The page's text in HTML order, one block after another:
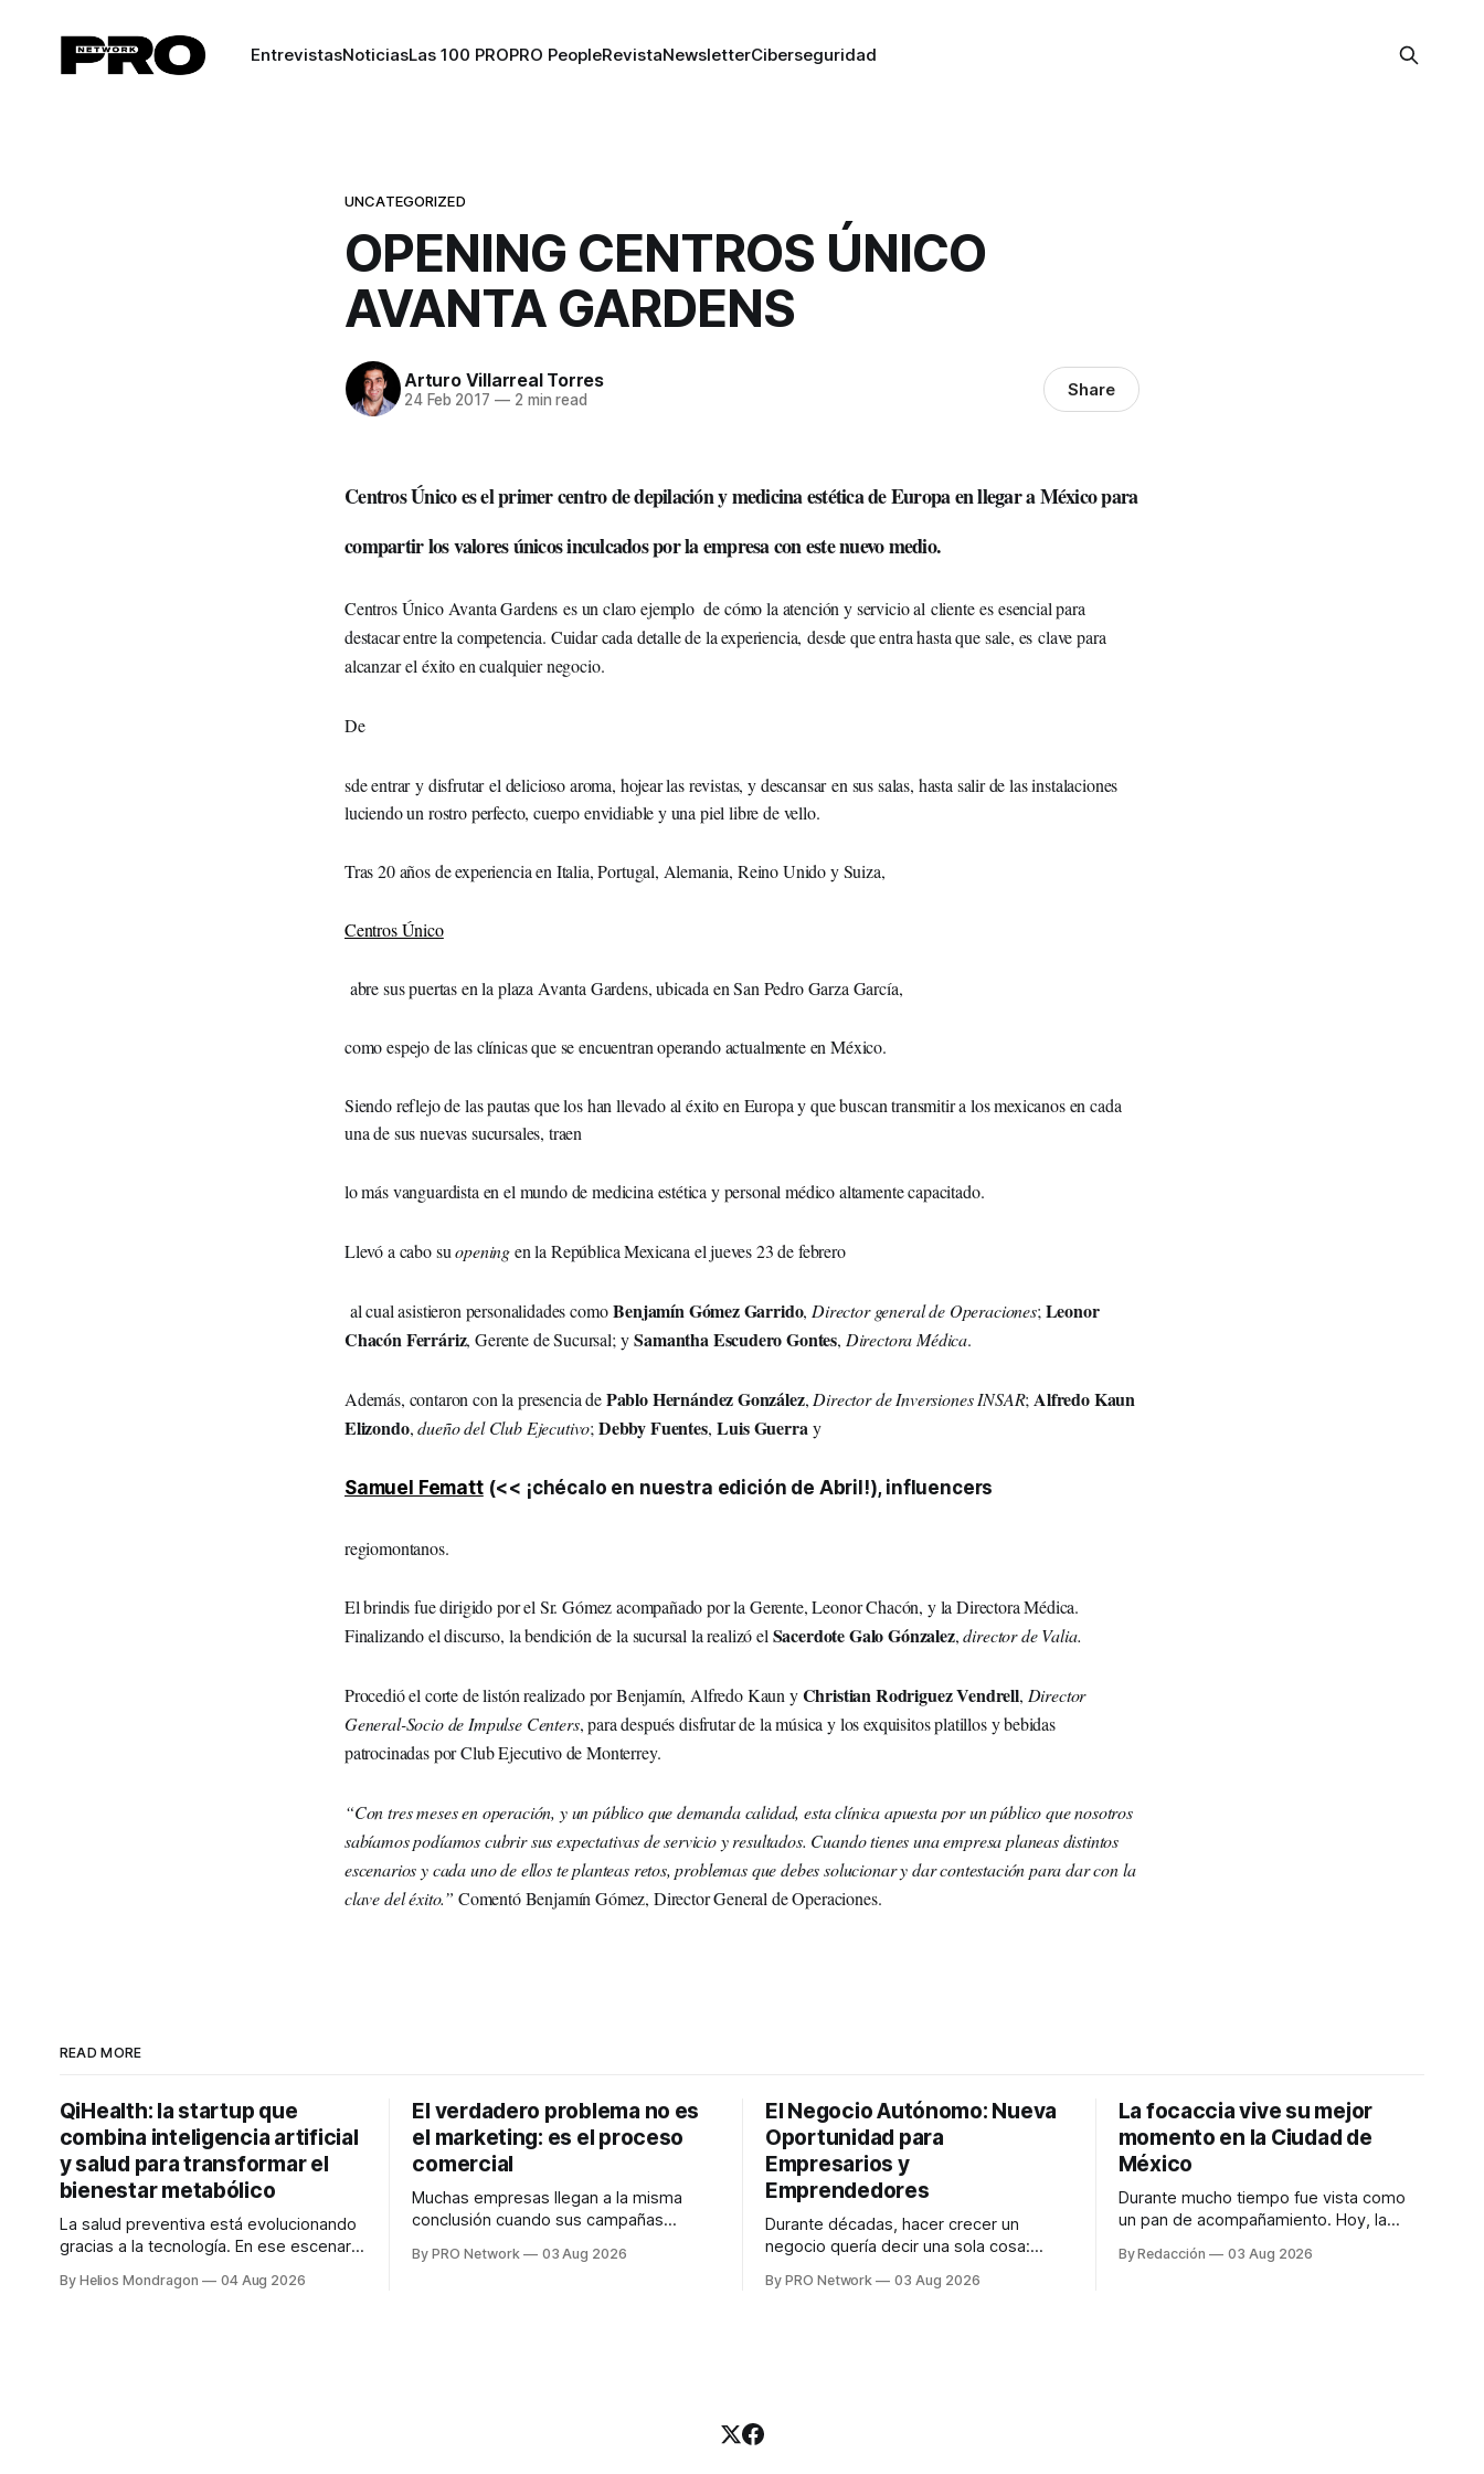
EntrevistasNoticiasLas 100 PROPRO PeopleRevistaNewsletterCiberseguridad
UNCATEGORIZED
OPENING CENTROS ÚNICO
AVANTA GARDENS
Arturo Villarreal Torres
24 Feb 2017 —2 min read Share
Centros Único es el primer centro de depilación y medicina estética de Europa en llegar a México para
compartir los valores únicos inculcados por la empresa con este nuevo medio.
Centros Único Avanta Gardens es un claro ejemplo de cómo la atención y servicio al cliente es esencial para
destacar entre la competencia. Cuidar cada detalle de la experiencia, desde que entra hasta que sale, es clave para
alcanzar el éxito en cualquier negocio.
De
sde entrar y disfrutar el delicioso aroma, hojear las revistas, y descansar en sus salas, hasta salir de las instalaciones
luciendo un rostro perfecto, cuerpo envidiable y una piel libre de vello.
Tras 20 años de experiencia en Italia, Portugal, Alemania, Reino Unido y Suiza,
Centros Único
abre sus puertas en la plaza Avanta Gardens, ubicada en San Pedro Garza García,
como espejo de las clínicas que se encuentran operando actualmente en México.
Siendo reflejo de las pautas que los han llevado al éxito en Europa y que buscan transmitir a los mexicanos en cada
una de sus nuevas sucursales, traen
lo más vanguardista en el mundo de medicina estética y personal médico altamente capacitado.
Llevó a cabo suopeningen la República Mexicana el jueves 23 de febrero
al cual asistieron personalidades comoBenjamín Gómez Garrido, Director general de Operaciones; Leonor
Chacón Ferráriz, Gerente de Sucursal; ySamantha Escudero Gontes, Directora Médica.
Además, contaron con la presencia dePablo Hernández González, Director de Inversiones INSAR; Alfredo Kaun
Elizondo,dueño del Club Ejecutivo; Debby Fuentes,Luis Guerra y
Samuel Fematt(<< ¡chécalo en nuestra edición de Abril!), influencers
regiomontanos.
El brindis fue dirigido por el Sr. Gómez acompañado por la Gerente, Leonor Chacón, y la Directora Médica.
Finalizando el discurso, la bendición de la sucursal la realizó el Sacerdote Galo Gónzalez,director de Valia.
Procedió el corte de listón realizado por Benjamín, Alfredo Kaun yChristian Rodriguez Vendrell, Director
General-Socio de Impulse Centers, para después disfrutar de la música y los exquisitos platillos y bebidas
patrocinadas por Club Ejecutivo de Monterrey.
“Con tres meses en operación, y un público que demanda calidad, esta clínica apuesta por un público que nosotros
sabíamos podíamos cubrir sus expectativas de servicio y resultados. Cuando tienes una empresa planeas distintos
escenarios y cada uno de ellos te planteas retos, problemas que debes solucionar y dar contestación para dar con la
clave del éxito.” Comentó Benjamín Gómez, Director General de Operaciones.
READ MORE
QiHealth: la startup que
combina inteligencia artificial
y salud para transformar el
bienestar metabólico
La salud preventiva está evolucionando
gracias a la tecnología. En ese escenario
desarrolla un ecosistema digital capaz
By Helios Mondragon 04 Aug 2026
El verdadero problema no es
el marketing: es el proceso
comercial
Muchas empresas llegan a la misma
conclusión cuando sus campañas
marketing no funciona". Sin embargo,
By PRO Network 03 Aug 2026
El Negocio Autónomo: Nueva
Oportunidad para
Empresarios y
Emprendedores
Durante décadas, hacer crecer un
negocio quería decir una sola cosa:
anuncios, un especialista en marketing
By PRO Network 03 Aug 2026
La focaccia vive su mejor
momento en la Ciudad de
México
Durante mucho tiempo fue vista como
un pan de acompañamiento. Hoy, la
platillos favoritos de quienes buscan
By Redacción 03 Aug 2026